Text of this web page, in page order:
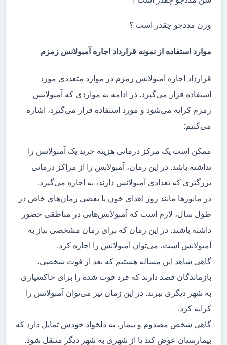
وزن مددجو چقدر است ؟
موارد استفاده از نمونه قرارداد اجاره آمبولانس زمزم
قرارداد اجاره آمبولانس زمزم در موارد متعددی مورد
استفاده قرار می‌گیرد. در ادامه به مواردی که آمبولانس
زمزم کرایه می‌شود و مورد استفاده قرار می‌گیرد، اشاره
می‌کنیم:
ممکن است یک مرکز درمانی هزینه خرید یک آمبولانس را
نداشته باشد. در این زمان، آمبولانس را از مراکز درمانی
بزرگتری که تعدادی آمبولانس دارند، به اجاره می‌گیرد.
در مانور‌ها مانند روز اهدای خون یا بعضی زمان‌های خاص در
طول سال، لازم است که آمبولانس‌هایی در مناطقی حضور
داشته باشند. در این زمان که برای زمان مشخصی نیاز به
آمبولانس است، می‌توان آمبولانس را اجاره کرد.
گاهی شاهد این مساله هستیم که بعد از فوت شخصی،
بازماندگان قصد دارند که فرد فوت شده را برای خاکسپاری
به شهر دیگری ببرند. در این زمان نیز می‌توان آمبولانس را
کرایه کرد.
گاهی شخص مصدوم و بیمار، به دلخواد خودش تمایل دارد که
بیمارستان عوض کند یا از شهری به شهر دیگر منتقل شود.